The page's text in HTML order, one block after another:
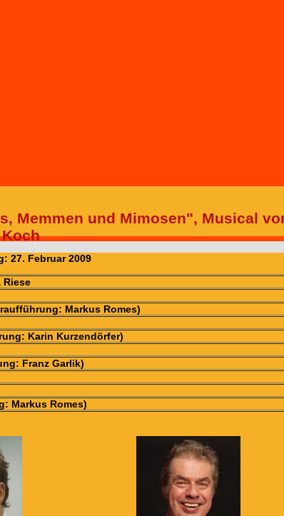
Memmen und Mimosen", Musical
27. Februar 2009
Riese
Markus Romes)
Karin Kurzendörfer)
Franz Garlik)
Markus Romes)